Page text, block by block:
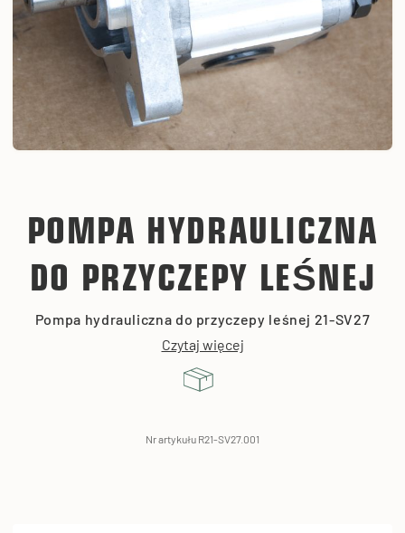
POMPA HYDRAULICZNA
DO PRZYCZEPY LEŚNEJ
Pompa hydrauliczna do przyczepy leśnej 21-SV27
Czytaj więcej
Nr artykułu R21-SV27.001